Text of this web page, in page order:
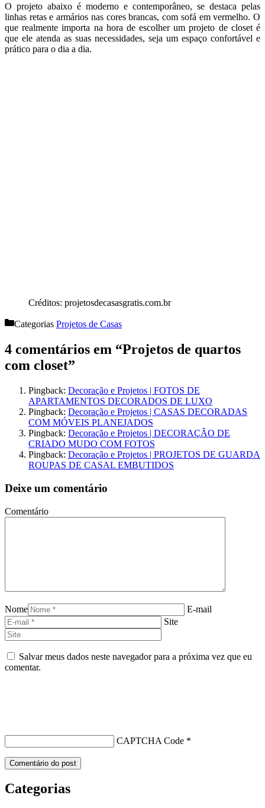
O projeto abaixo é moderno e contemporâneo, se destaca pelas
linhas retas e armários nas cores brancas, com sofá em vermelho. O
que realmente importa na hora de escolher um projeto de closet é
que ele atenda as suas necessidades, seja um espaço confortável e
prático para o dia a dia.
Créditos: projetosdecasasgratis.com.br
Categorias Projetos de Casas
4 comentários em “Projetos de quartos
com closet”
Pingback: Decoração e Projetos | FOTOS DE
APARTAMENTOS DECORADOS DE LUXO
Pingback: Decoração e Projetos | CASAS DECORADAS
COM MÓVEIS PLANEJADOS
Pingback: Decoração e Projetos | DECORAÇÃO DE
CRIADO MUDO COM FOTOS
Pingback: Decoração e Projetos | PROJETOS DE GUARDA
ROUPAS DE CASAL EMBUTIDOS
Deixe um comentário
Comentário
Nome
E-mail
Site
Salvar meus dados neste navegador para a próxima vez que eu
comentar.
CAPTCHA Code *
Categorias